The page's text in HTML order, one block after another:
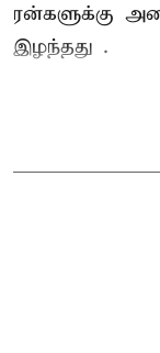
ரன்களுக்கு
இழந்தது .